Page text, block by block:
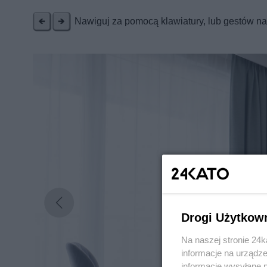
Nawiguj za pomocą klawiatury, lub gestów
Drogi
Na naszej stronie
informacje na